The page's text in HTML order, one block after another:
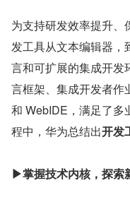
为支持研发效率提升
发工具从文本编辑器，
言和可扩展的集成开发
言框架、集成开发者作
和 WebIDE，满足了多
程中，华为总结出开发
▶掌握技术内核，探索